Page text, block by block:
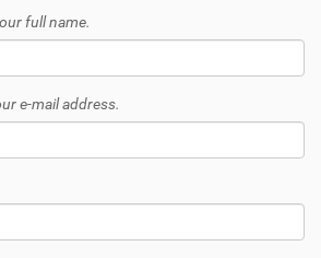
full name.
e-mail address.